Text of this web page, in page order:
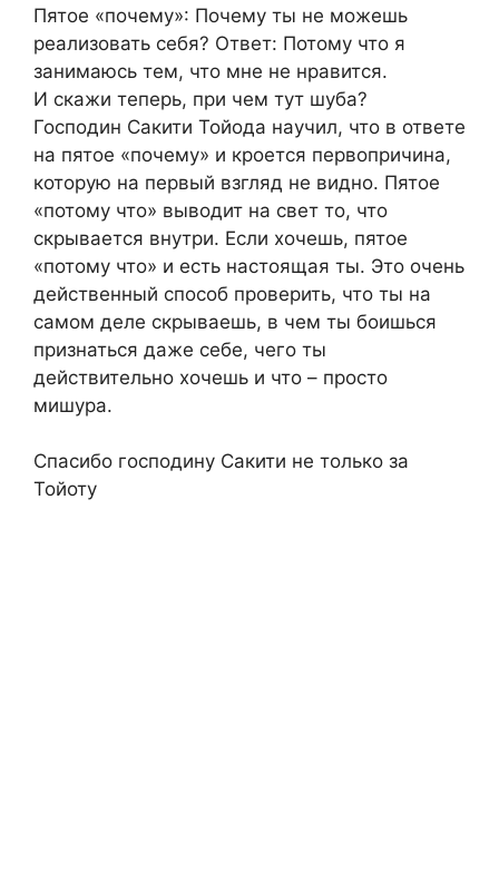
Пятое «почему»: Почему ты не можешь
реализовать себя? Ответ: Потому что я
занимаюсь тем, что мне не нравится.
И скажи теперь, при чем тут шуба?
Господин Сакити Тойода научил, что в ответе
на пятое «почему» и кроется первопричина,
которую на первый взгляд не видно. Пятое
«потому что» выводит на свет то, что
скрывается внутри. Если хочешь, пятое
«потому что» и есть настоящая ты. Это очень
действенный способ проверить, что ты на
самом деле скрываешь, в чем ты боишься
признаться даже себе, чего ты
действительно хочешь и что – просто
мишура.
Спасибо господину Сакити не только за
Тойоту